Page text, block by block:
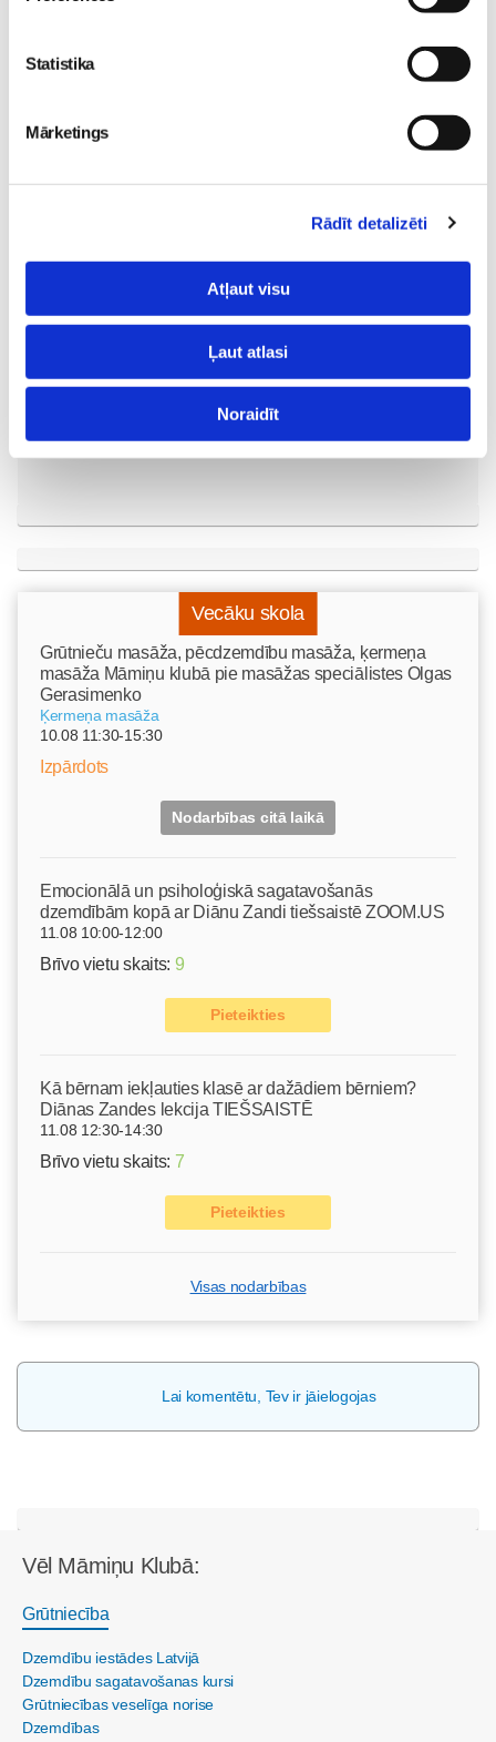
Statistika
Mārketings
Rādīt detalizēti
Atļaut visu
Ļaut atlasi
Noraidīt
Vecāku skola
Grūtnieču masāža, pēcdzemdību masāža, ķermeņa
masāža Māmiņu klubā pie masāžas speciālistes Olgas
Gerasimenko
Ķermeņa masāža
10.08 11:30-15:30
Izpārdots
Nodarbības citā laikā
Emocionālā un psiholoģiskā sagatavošanās
dzemdībām kopā ar Diānu Zandi tiešsaistē ZOOM.US
11.08 10:00-12:00
Brīvo vietu skaits: 9
Pieteikties
Kā bērnam iekļauties klasē ar dažādiem bērniem?
Diānas Zandes lekcija TIEŠSAISTĒ
11.08 12:30-14:30
Brīvo vietu skaits: 7
Pieteikties
Visas nodarbības
Lai komentētu, Tev ir jāielogojas
Vēl Māmiņu Klubā:
Grūtniecība
Dzemdību iestādes Latvijā
Dzemdību sagatavošanas kursi
Grūtniecības veselīga norise
Dzemdības